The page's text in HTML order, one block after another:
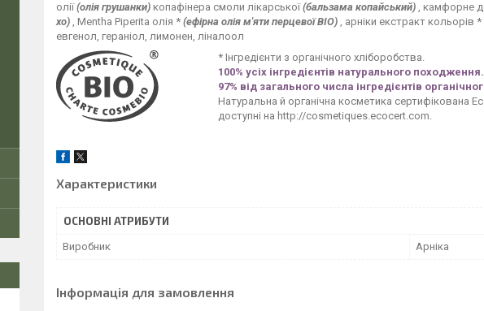
олії(олія грушанки) копафінера смоли лікарської(бальзама копайський) , камфорне
хо) , Mentha Piperita олія * (ефірна олія м'яти перцевої BIO) , арніки екстракт кольорів *
евгенол, гераніол, лимонен, ліналоол
* Інгредієнти з органічного хліборобства.
100% усіх інгредієнтів натурального походження.
97% від загального числа інгредієнтів
Натуральна й органічна косметика сертифікована
доступні на http://cosmetiques.ecocert.com.
Характеристики
ОСНОВНІ АТРИБУТИ
Виробник Арніка
Інформація для замовлення